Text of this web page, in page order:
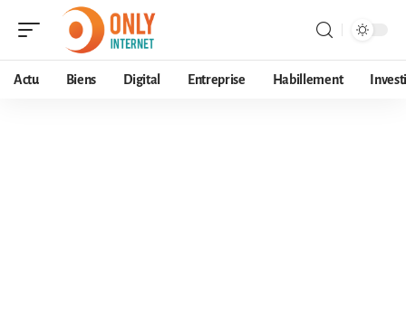
Actu Biens Digital Entreprise Habillement